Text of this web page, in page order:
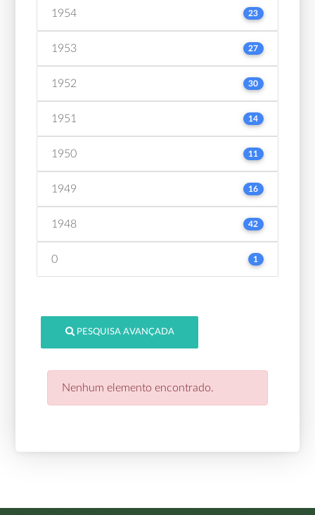
1954 23
1953 27
1952 30
1951 14
1950 11
1949 16
1948 42
0 1
PESQUISA AVANÇADA
Nenhum elemento encontrado.